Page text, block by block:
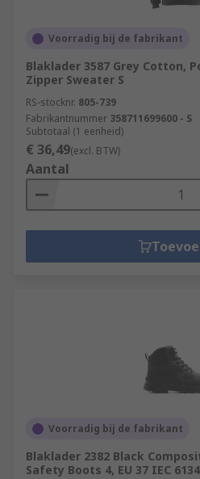
Voorradig bij de fabrikant
Blaklader 3587 Grey Cotton,
Zipper Sweater S
RS-stocknr. 805-739
Fabrikantnummer 358711699600 - S
Subtotaal (1 eenheid)
€ 36,49(excl. BTW)
Aantal
Voorradig bij de fabrikant
Blaklader 2382 Black
Safety Boots 4, EU 37 IEC